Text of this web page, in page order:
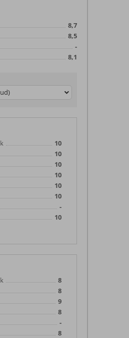
8,7
8,5
-
8,1
10
10
10
10
10
10
-
10
8
8
9
8
-
8